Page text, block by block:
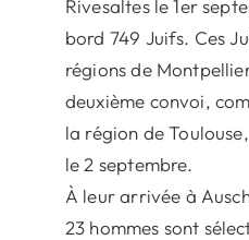
Rivesaltes le 1er
bord 749 Juifs. Ces
régions de
deuxième convoi,
la région de
le 2 septembre.
À leur arrivée à
23 hommes sont